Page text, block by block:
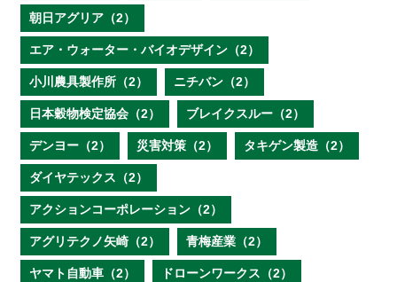
朝日アグリア（2）
エア・ウォーター・バイオデザイン（2）
小川農具製作所（2） ニチバン（2）
日本穀物検定協会（2） ブレイクスルー（2）
デンヨー（2） 災害対策（2） タキゲン製造（2）
ダイヤテックス（2）
アクションコーポレーション（2）
アグリテクノ矢崎（2） 青梅産業（2）
ヤマト自動車（2） ドローンワークス（2）